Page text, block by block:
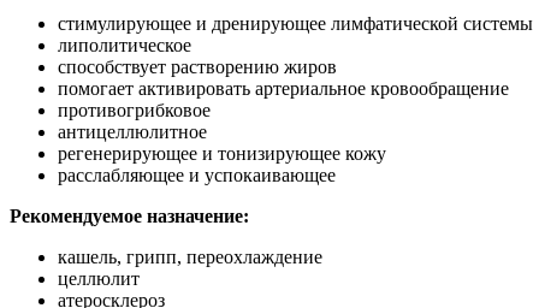
стимулирующее и дренирующее лимфатической системы
липолитическое
способствует растворению жиров
помогает активировать артериальное кровообращение
противогрибковое
антицеллюлитное
регенерирующее и тонизирующее кожу
расслабляющее и успокаивающее
Рекомендуемое назначение:
кашель, грипп, переохлаждение
целлюлит
атеросклероз